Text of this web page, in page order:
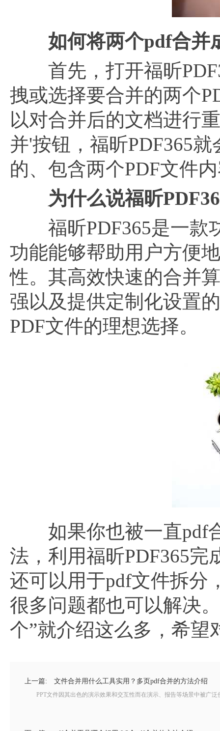
如何将两个pdf合并
首先，打开福昕
拽或选择要合并的两个
以对合并后的文档进行
并'按钮，福昕PDF365
的、包含两个PDF文件
为什么说福昕
福昕PDF365是一款
功能能够帮助用户方便
性。其高效快速的合并
强以及提供定制化设置
PDF文件的理想选择。
如果你也被一直pdf合
法，利用福昕PDF365
还可以用于pdf文件拆分
很多问题都也可以解决
个”就介绍这么多，希望
上一篇: 文件合并用什么工具实用？多页pdf合并的方法介绍
PPT文件因其出色的演示效果和交互性而在演示、报告等场景中被广泛